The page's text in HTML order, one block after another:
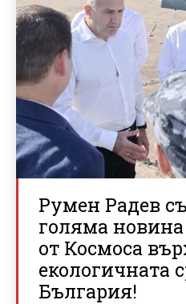
Румен Радев
голяма новина
от Космоса
екологичната
България!